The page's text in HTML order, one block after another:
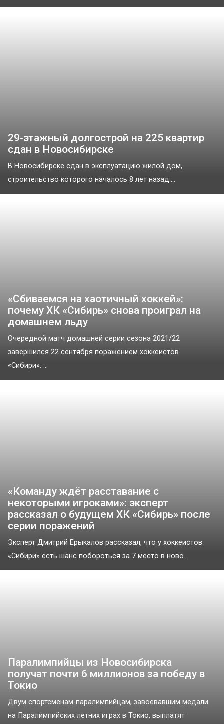
29-этажный долгострой на 225 квартир
сдан в Новосибирске
В Новосибирске сдан в эксплуатацию жилой дом,
строительство которого началось 8 лет назад....
«Сбиваемся на хаотичный хоккей»:
почему ХК «Сибирь» снова проиграл на
домашнем льду
Очередной матч домашней серии сезона 2021/22
завершился 22 сентября поражением хоккеистов
«Сибири». ...
«Команду ждёт расставание с
некоторыми игроками»: эксперт
рассказал о будущем ХК «Сибирь» после
серии поражений
Эксперт Дмитрий Ерыкалов рассказал, что у хоккеистов
«Сибири» есть шанс побороться за 7 место в ново...
Паралимпийцы из Новосибирска
получат почти 6 миллионов за победу в
Токио
Двум спортсменам-паралимпийцам, завоевавшим медали
на Паралимпийских летних играх в Токио, выплатят